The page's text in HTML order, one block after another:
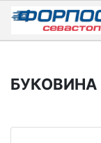
Skip
content
БУКОВИНА